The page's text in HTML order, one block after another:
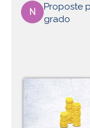
N
Proposte
grado